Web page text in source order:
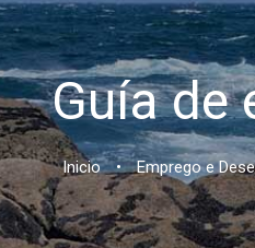
Guía de
Inicio • Emprego e